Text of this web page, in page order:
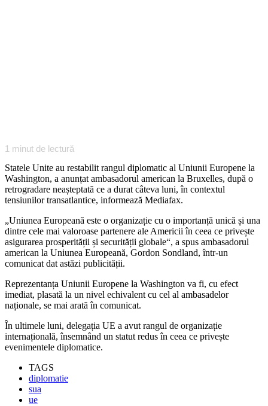
1 minut de lectură
Statele Unite au restabilit rangul diplomatic al Uniunii Europene la
Washington, a anunțat ambasadorul american la Bruxelles, după o
retrogradare neașteptată ce a durat câteva luni, în contextul
tensiunilor transatlantice, informează Mediafax.
„Uniunea Europeană este o organizație cu o importanță unică și una
dintre cele mai valoroase partenere ale Americii în ceea ce privește
asigurarea prosperității și securității globale“, a spus ambasadorul
american la Uniunea Europeană, Gordon Sondland, într-un
comunicat dat astăzi publicității.
Reprezentanța Uniunii Europene la Washington va fi, cu efect
imediat, plasată la un nivel echivalent cu cel al ambasadelor
naționale, se mai arată în comunicat.
În ultimele luni, delegația UE a avut rangul de organizație
internațională, însemnând un statut redus în ceea ce privește
evenimentele diplomatice.
TAGS
diplomatie
sua
ue